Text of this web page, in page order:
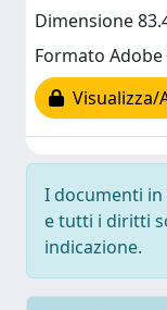
Dimensione
Formato Adobe
Visualizza/
I documenti in
e tutti i diritti
indicazione.